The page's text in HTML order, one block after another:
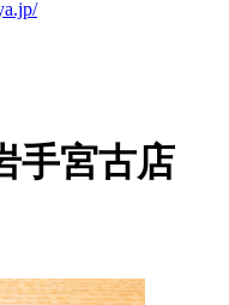
手宮古店